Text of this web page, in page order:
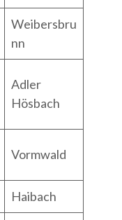
Weibersbru
nn
Adler
Hösbach
Vormwald
Haibach